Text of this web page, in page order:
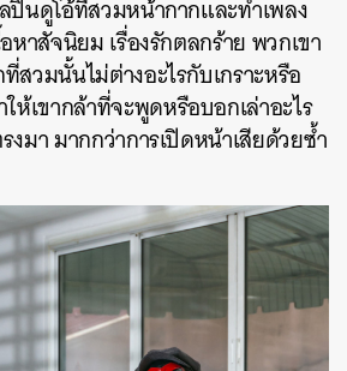
ปินดูโอ้ที่สวมหน้ากากและทำเพลง
าสัจนิยม เรื่องรักตลกร้าย พวกเขา
สวมนั้นไม่ต่างอะไรกับเกราะหรือ
เขากล้าที่จะพูดหรือบอกเล่าอะไร
งมา มากกว่าการเปิดหน้าเสียด้วยซ้ำ